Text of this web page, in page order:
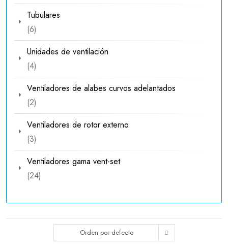
Orden por defecto
producto
Tubulares
66
productos
Unidades de ventilación
44
productos
Ventiladores de alabes curvos adelantados
22
productos
Ventiladores de rotor externo
33
productos
Ventiladores gama vent-set
2424